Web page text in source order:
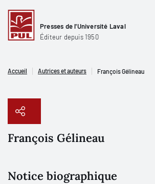
Presses de l'Université Laval
Éditeur depuis 1950
Accueil Autrices et auteurs François Gélineau
François Gélineau
Notice biographique